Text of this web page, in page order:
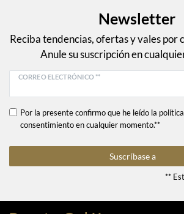
Newsletter
Reciba tendencias, ofertas y vales por
Anule su suscripción en
CORREO ELECTRÓNICO **
Por la presente confirmo que he leído la
consentimiento en cualquier momento.**
Suscríbase a
**